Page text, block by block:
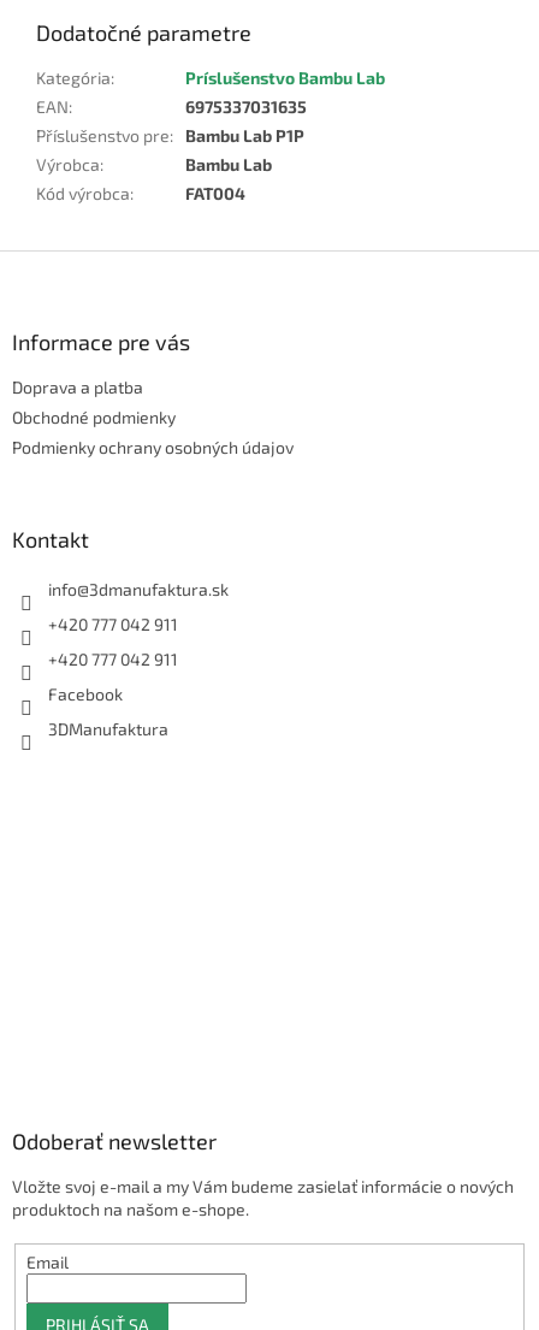
Dodatočné parametre
Kategória:
Príslušenstvo Bambu Lab
EAN:
6975337031635
Příslušenstvo pre:
Bambu Lab P1P
Výrobca:
Bambu Lab
Kód výrobca: FAT004
Informace pre vás
Doprava a platba
Obchodné podmienky
Podmienky ochrany osobných údajov
Kontakt
info@3dmanufaktura.sk
+420 777 042 911
+420 777 042 911
Facebook
3DManufaktura
Odoberať newsletter
Vložte svoj e-mail a my Vám budeme zasielať informácie o nových
produktoch na našom e-shope.
Email
PRIHLÁSIŤ SA